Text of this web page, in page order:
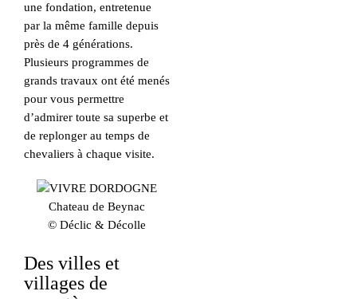
une fondation, entretenue
par la même famille depuis
près de 4 générations.
Plusieurs programmes de
grands travaux ont été menés
pour vous permettre
d’admirer toute sa superbe et
de replonger au temps de
chevaliers à chaque visite.
Chateau de Beynac
© Déclic & Décolle
Des villes et
villages de